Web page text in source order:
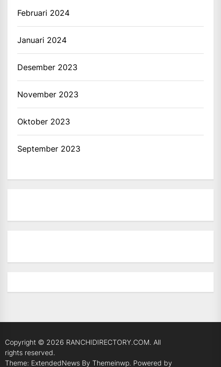
Februari 2024
Januari 2024
Desember 2023
November 2023
Oktober 2023
September 2023
Copyright © 2026 RANCHIDIRECTORY.COM. All
rights reserved.
Theme: ExtendedNews By Themeinwp. Powered by